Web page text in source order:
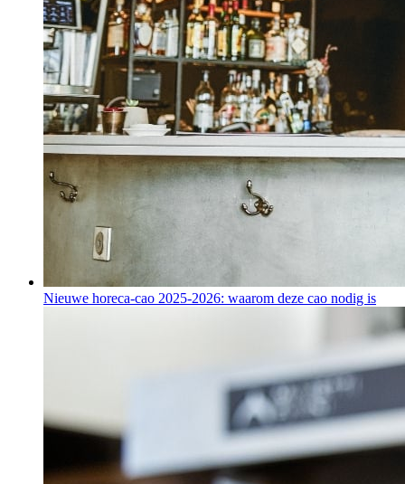
Nieuwe horeca-cao 2025-2026: waarom deze cao nodig is